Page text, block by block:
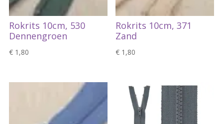
Rokrits 10cm, 530
Dennengroen
€1,80
Rokrits 10cm, 371
Zand
€ 1,80